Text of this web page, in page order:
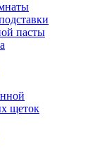
пасты
щеток